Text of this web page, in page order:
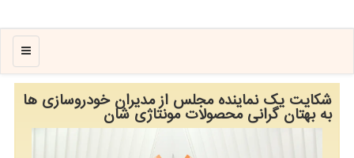
منو
شکایت یک نماینده مجلس از مدیران خودروسازی ها
به بهتان گرانی محصولات مونتاژی شان